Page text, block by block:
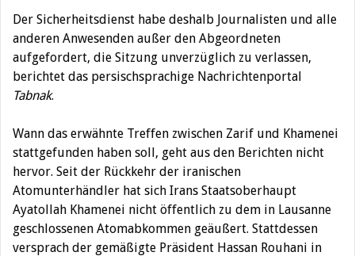
Der Sicherheitsdienst habe deshalb Journalisten und alle
anderen Anwesenden außer den Abgeordneten
aufgefordert, die Sitzung unverzüglich zu verlassen,
berichtet das persischsprachige Nachrichtenportal
Tabnak.
Wann das erwähnte Treffen zwischen Zarif und Khamenei
stattgefunden haben soll, geht aus den Berichten nicht
hervor. Seit der Rückkehr der iranischen
Atomunterhändler hat sich Irans Staatsoberhaupt
Ayatollah Khamenei nicht öffentlich zu dem in Lausanne
geschlossenen Atomabkommen geäußert. Stattdessen
versprach der gemäßigte Präsident Hassan Rouhani in